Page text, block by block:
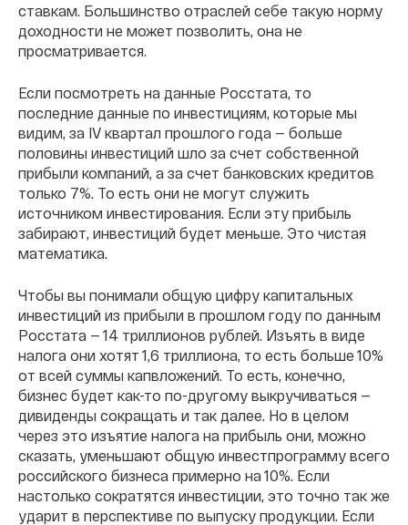
ставкам. Большинство отраслей себе такую норму
доходности не может позволить, она не
просматривается.
Если посмотреть на данные Росстата, то
последние данные по инвестициям, которые мы
видим, за IV квартал прошлого года — больше
половины инвестиций шло за счет собственной
прибыли компаний, а за счет банковских кредитов
только 7%. То есть они не могут служить
источником инвестирования. Если эту прибыль
забирают, инвестиций будет меньше. Это чистая
математика.
Чтобы вы понимали общую цифру капитальных
инвестиций из прибыли в прошлом году по данным
Росстата — 14 триллионов рублей. Изъять в виде
налога они хотят 1,6 триллиона, то есть больше 10%
от всей суммы капвложений. То есть, конечно,
бизнес будет как-то по-другому выкручиваться —
дивиденды сокращать и так далее. Но в целом
через это изъятие налога на прибыль они, можно
сказать, уменьшают общую инвестпрограмму всего
российского бизнеса примерно на 10%. Если
настолько сократятся инвестиции, это точно так же
ударит в перспективе по выпуску продукции. Если